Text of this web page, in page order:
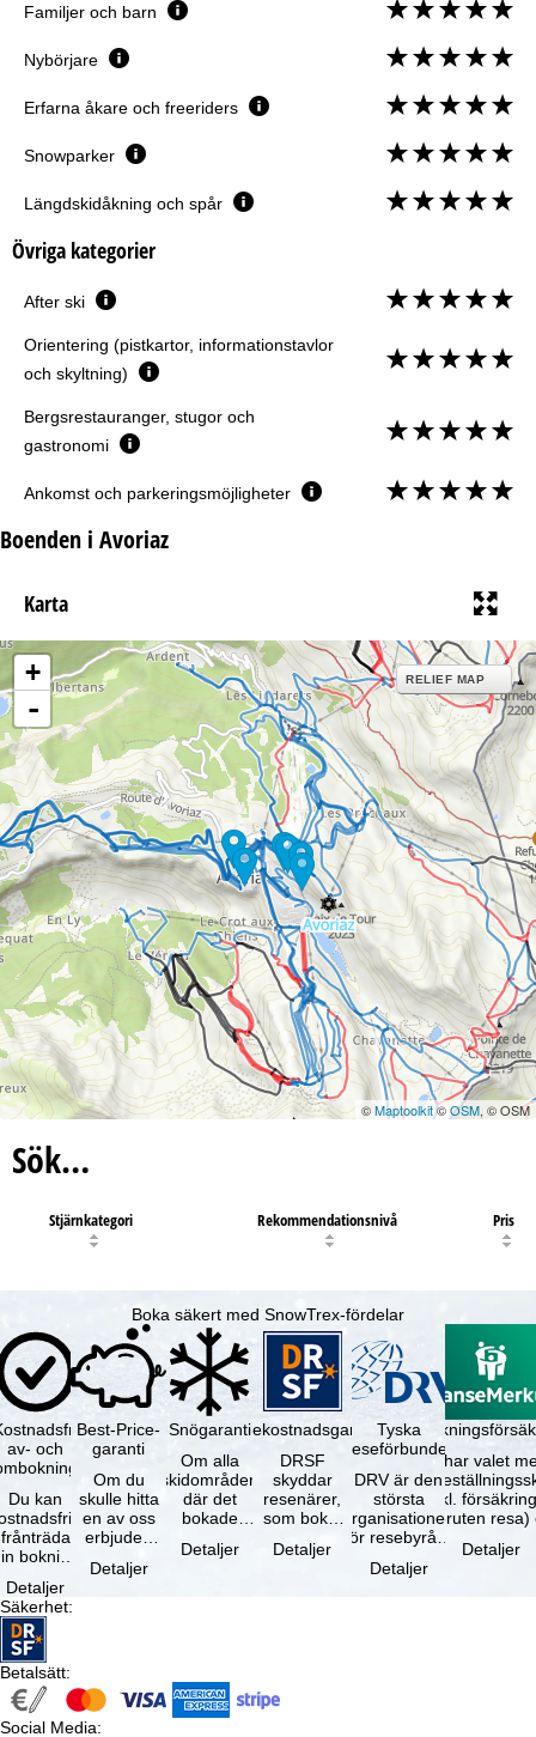
Familjer och barn
Nybörjare
Erfarna åkare och freeriders
Snowparker
Längdskidåkning och spår
Övriga kategorier
After ski
Orientering (pistkartor, informationstavlor
och skyltning)
Bergsrestauranger, stugor och
gastronomi
Ankomst och parkeringsmöjligheter
Boenden i Avoriaz
Karta
+
-
RELIEF MAP
©Maptoolkit©OSM, © OSM
Sök…
Stjärnkategori Rekommendationsnivå Pris
Boka säkert med SnowTrex-fördelar
av- och
Du kan
frånträda
bokning
efter
…
Detaljer
Best-Price-
garanti
Om du
skulle hitta
en av oss
erbjuden
samma
Detaljer
Snögaranti
Om alla
skidområden
där det
bokade
gäller –
Detaljer
Resekostnadsgaranti
DRSF
skyddar
resenärer,
som bokat
paketresa
Detaljer
Tyska
reseförbundet
DRV är den
största
organisationen
för resebyråer
researrangörer
Detaljer
Du har valet
(inkl.
avbruten resa)
Detaljer
Säkerhet:
Betalsätt:
Social Media: